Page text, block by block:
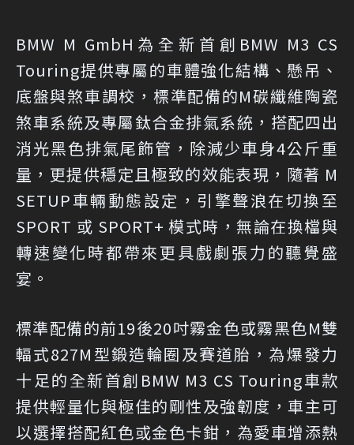
BMW M GmbH為全新首創BMW M3 CS
Touring提供專屬的車體強化結構、懸吊、
底盤與煞車調校，標準配備的M碳纖維陶瓷
煞車系統及專屬鈦合金排氣系統，搭配四出
消光黑色排氣尾飾管，除減少車身4公斤重
量，更提供穩定且極致的效能表現，隨著 M
SETUP車輛動態設定，引擎聲浪在切換至
SPORT 或 SPORT+ 模式時，無論在換檔與
轉速變化時都帶來更具戲劇張力的聽覺盛
宴。
標準配備的前19後20吋霧金色或霧黑色M雙
輻式827M型鍛造輪圈及賽道胎，為爆發力
十足的全新首創BMW M3 CS Touring車款
提供輕量化與極佳的剛性及強韌度，車主可
以選擇搭配紅色或金色卡鉗，為愛車增添熱